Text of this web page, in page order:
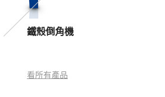
鐵殼倒角機
看所有產品